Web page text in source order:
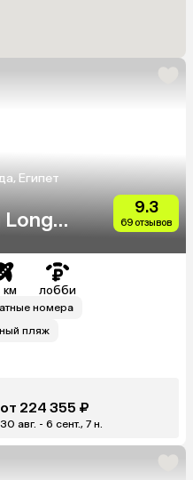
Египет
Long
9.3
69 отзывов
км лобби
номера
пляж
от 224 355 ₽
30 авг. - 6 сент., 7 н.